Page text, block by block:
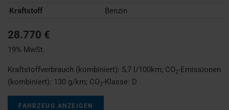
Kraftstoff
Benzin
28.770 €
19% MwSt.
Kraftstoffverbrauch (kombiniert): 5,7 l/100km; CO2-Emissionen
(kombiniert): 130 g/km; CO2-Klasse: D
FAHRZEUG ANZEIGEN